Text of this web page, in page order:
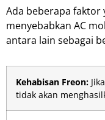
Ada beberapa faktor
menyebabkan AC
antara lain sebagai
Kehabisan Freon:
tidak akan